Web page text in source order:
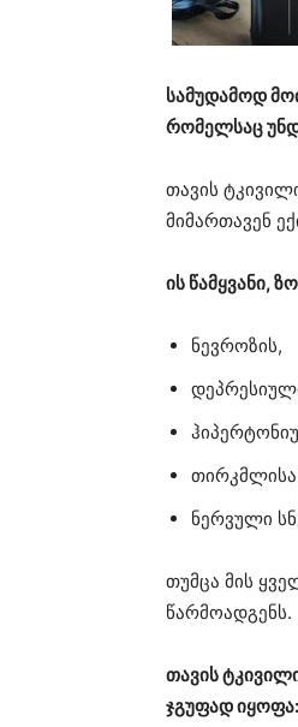
სამუდამოდ
რომელსაც
თავის
მიმართავენ
ის წამყვანი,
ნევროზის,
ნერვული
თუმცა მის
წარმოადგენს.
თავის
ჯგუფად იყოფა: